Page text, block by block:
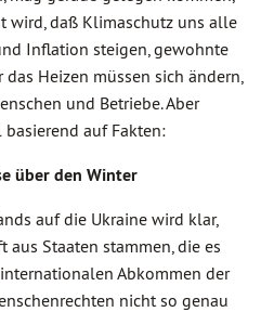
wird, daß Klimaschutz uns alle
Inflation steigen, gewohnte
Heizen müssen sich ändern,
und Betriebe. Aber
auf Fakten:
über den Winter
auf die Ukraine wird klar,
Staaten stammen, die es
Abkommen der
nicht so genau